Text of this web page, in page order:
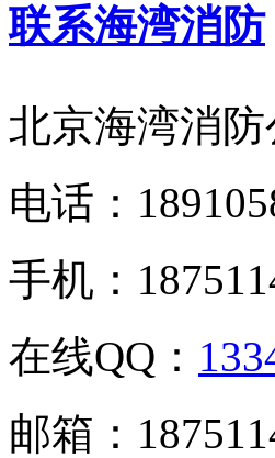
联系海湾消防
北京海湾消防
电话：
手机：
在线QQ：
邮箱：